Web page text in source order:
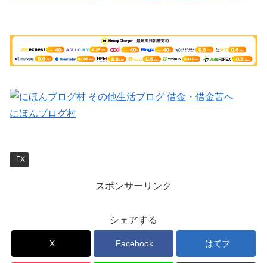
にほんブログ村
FX
スポンサーリンク
シェアする
X Facebook はてブ